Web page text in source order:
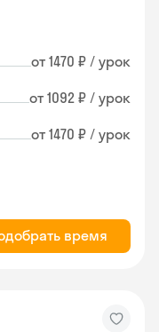
от 1470 ₽ / урок
от 1092 ₽ / урок
от 1470 ₽ / урок
время